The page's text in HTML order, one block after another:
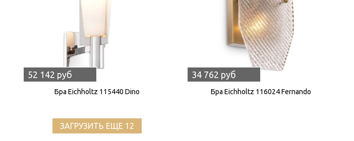
52 142 руб
Бра Eichholtz 115440 Dino
34 762 руб
Бра Eichholtz 116024 Fernando
ЗАГРУЗИТЬ ЕЩЕ 12